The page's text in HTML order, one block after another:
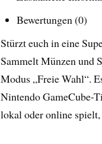
Bewertungen (0)
Stürzt euch in eine
Sammelt Münzen und
Modus „Freie Wahl“.
Nintendo GameCube-
lokal oder online